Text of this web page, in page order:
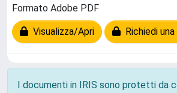
Formato Adobe PDF
Visualizza/Apri Richiedi
I documenti in IRIS sono protetti da